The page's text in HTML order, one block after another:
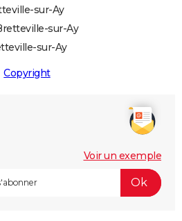
sur-Ay
sur-Ay
sur-Ay
Copyright
Voir un exemple